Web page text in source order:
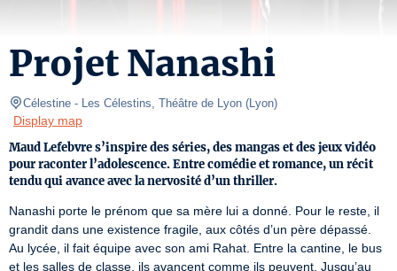
Projet Nanashi
Célestine - Les Célestins, Théâtre de Lyon (Lyon)
Display map
Maud Lefebvre s’inspire des séries, des mangas et des jeux vidéo
pour raconter l’adolescence. Entre comédie et romance, un récit
tendu qui avance avec la nervosité d’un thriller.
Nanashi porte le prénom que sa mère lui a donné. Pour le reste, il
grandit dans une existence fragile, aux côtés d’un père dépassé.
Au lycée, il fait équipe avec son ami Rahat. Entre la cantine, le bus
et les salles de classe, ils avancent comme ils peuvent. Jusqu’au